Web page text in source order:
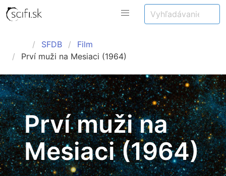
SFDB
Film
Prví muži na Mesiaci (1964)
Prví muži na
Mesiaci (1964)